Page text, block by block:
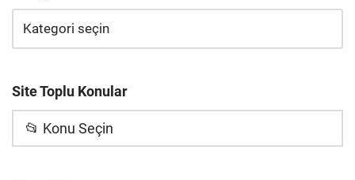
Site Toplu Konular
📂 Konu Seçin